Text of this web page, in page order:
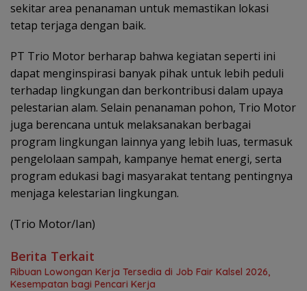
sekitar area penanaman untuk memastikan lokasi
tetap terjaga dengan baik.
PT Trio Motor berharap bahwa kegiatan seperti ini
dapat menginspirasi banyak pihak untuk lebih peduli
terhadap lingkungan dan berkontribusi dalam upaya
pelestarian alam. Selain penanaman pohon, Trio Motor
juga berencana untuk melaksanakan berbagai
program lingkungan lainnya yang lebih luas, termasuk
pengelolaan sampah, kampanye hemat energi, serta
program edukasi bagi masyarakat tentang pentingnya
menjaga kelestarian lingkungan.
(Trio Motor/Ian)
Berita Terkait
Ribuan Lowongan Kerja Tersedia di Job Fair Kalsel 2026,
Kesempatan bagi Pencari Kerja